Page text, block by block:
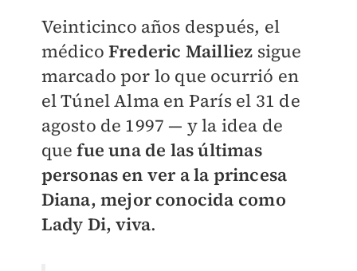
Veinticinco años después, el
médico Frederic Mailliez sigue
marcado por lo que ocurrió en
el Túnel Alma en París el 31 de
agosto de 1997 — y la idea de
quefue una de las últimas
personas en ver a la princesa
Diana, mejor conocida como
Lady Di, viva.